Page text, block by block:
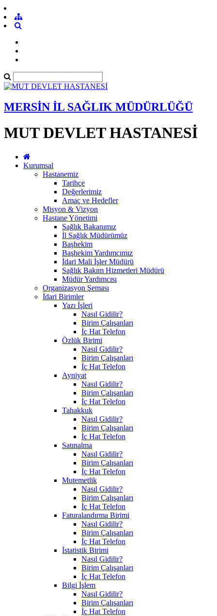
MERSİN İL SAĞLIK MÜDÜRLÜĞÜ
MUT DEVLET HASTANESİ
Kurumsal
Hastanemiz
Tarihçe
Değerlerimiz
Amaç ve Hedefler
Misyon & Vizyon
Hastane Yönetimi
Sağlık Bakanımız
İl Sağlık Müdürümüz
Başhekim
Başhekim Yardımcımız
İdari Mali İşler Müdürü
Sağlık Bakım Hizmetleri Müdürü
Müdür Yardımcısı
Organizasyon Şeması
İdari Birimler
Yazı İşleri
Nasıl Gidilir?
Birim Çalışanları
İç Hat Telefon
Özlük Birimi
Nasıl Gidilir?
Birim Çalışanları
İç Hat Telefon
Ayniyat
Nasıl Gidilir?
Birim Çalışanları
İç Hat Telefon
Tahakkuk
Nasıl Gidilir?
Birim Çalışanları
İç Hat Telefon
Satınalma
Nasıl Gidilir?
Birim Çalışanları
İç Hat Telefon
Mutemetlik
Nasıl Gidilir?
Birim Çalışanları
İç Hat Telefon
Faturalandırma Birimi
Nasıl Gidilir?
Birim Çalışanları
İç Hat Telefon
İstatistik Birimi
Nasıl Gidilir?
Birim Çalışanları
İç Hat Telefon
Bilgi İşlem
Nasıl Gidilir?
Birim Çalışanları
İç Hat Telefon